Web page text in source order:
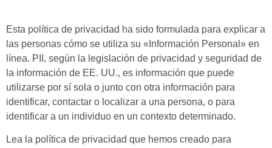
Esta política de privacidad ha sido formulada para explicar a
las personas cómo se utiliza su «Información Personal» en
línea. PII, según la legislación de privacidad y seguridad de
la información de EE. UU., es información que puede
utilizarse por sí sola o junto con otra información para
identificar, contactar o localizar a una persona, o para
identificar a un individuo en un contexto determinado.
Lea la política de privacidad que hemos creado para